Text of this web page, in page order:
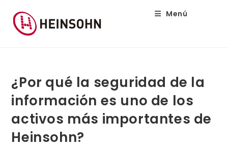
Menú
¿Por qué la seguridad de la
información es uno de los
activos más importantes de
Heinsohn?